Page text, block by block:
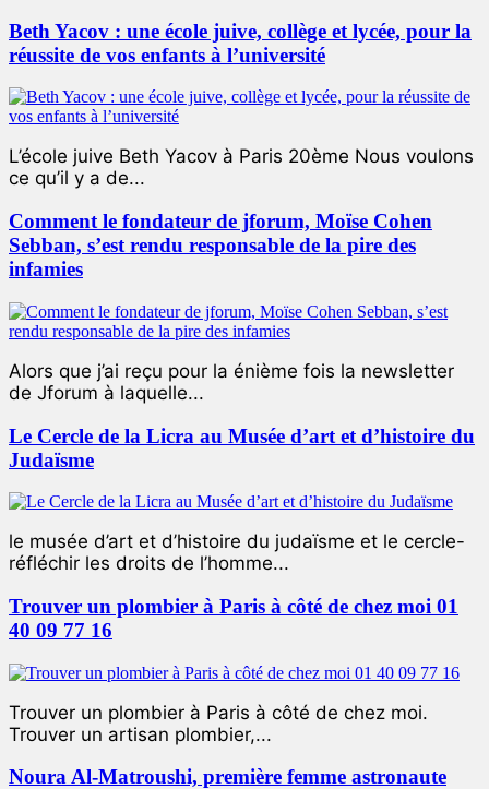
Beth Yacov : une école juive, collège et lycée, pour la
réussite de vos enfants à l’université
L’école juive Beth Yacov à Paris 20ème Nous voulons
ce qu’il y a de...
Comment le fondateur de jforum, Moïse Cohen
Sebban, s’est rendu responsable de la pire des
infamies
Alors que j’ai reçu pour la énième fois la newsletter
de Jforum à laquelle...
Le Cercle de la Licra au Musée d’art et d’histoire du
Judaïsme
le musée d’art et d’histoire du judaïsme et le cercle-
réfléchir les droits de l’homme...
Trouver un plombier à Paris à côté de chez moi 01
40 09 77 16
Trouver un plombier à Paris à côté de chez moi.
Trouver un artisan plombier,...
Noura Al-Matroushi, première femme astronaute